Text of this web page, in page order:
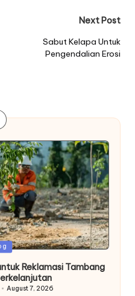
Next Post
Sabut Kelapa Untuk
Pengendalian Erosi
Reklamasi Tambang
August 7, 2026